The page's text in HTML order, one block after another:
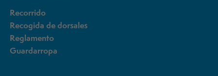
Recorrido
Recogida de dorsales
Reglamento
Guardarropa